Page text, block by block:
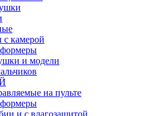
с камерой
и модели
на пульте
и с влагозащитой